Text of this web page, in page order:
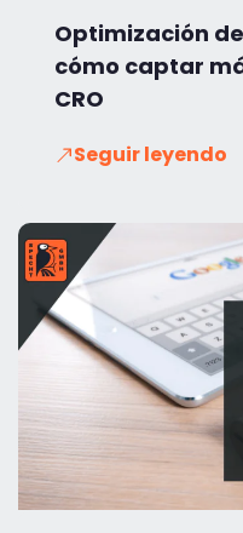
Optimización
cómo captar
CRO
Seguir leyendo